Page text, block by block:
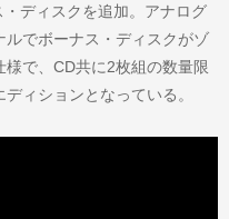
ディスクを追加。アナログ
でボーナス・ディスクがゾ
で、CD共に2枚組の数量限
ィションとなっている。